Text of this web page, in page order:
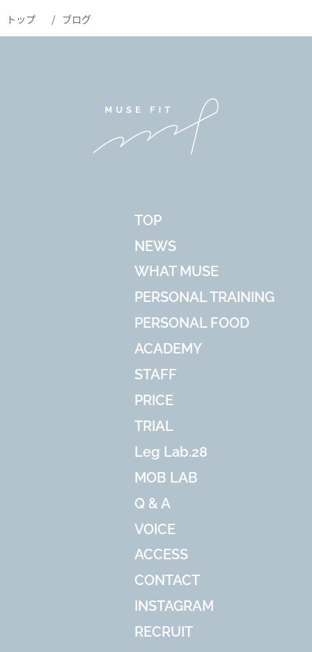
トップ ブログ
TOP
NEWS
WHAT MUSE
PERSONAL TRAINING
PERSONAL FOOD
ACADEMY
STAFF
PRICE
TRIAL
Leg Lab.28
MOB LAB
Q & A
VOICE
ACCESS
CONTACT
INSTAGRAM
RECRUIT